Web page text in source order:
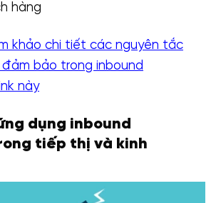
hàng
khảo chi tiết các nguyên tắc
bảo trong inbound
này
dụng inbound
tiếp thị và kinh